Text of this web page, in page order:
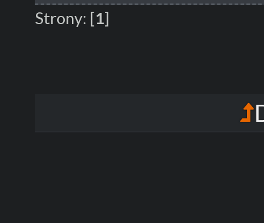
Strony: [1]